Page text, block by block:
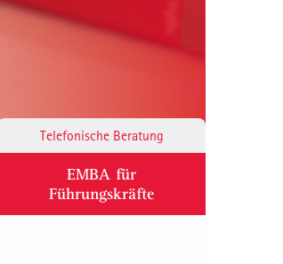
Telefonische Beratung
EMBA für
Führungskräfte